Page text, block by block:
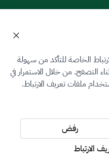
والجمارك
الخاصة للتأكد من سهولة
التصفح. من خلال الاستمرار في
ملفات تعريف الارتباط.
رفض
الارتباط